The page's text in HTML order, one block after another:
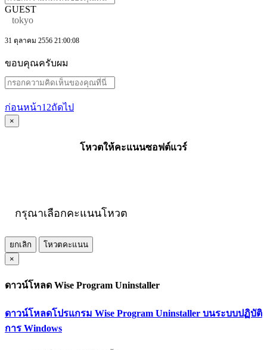
GUEST
tokyo
31 ตุลาคม 2556 21:00:08
ขอบคุณครับผม
ก่อนหน้า1 2ถัดไป
×
โหวตให้คะแนนซอฟต์แวร์
กรุณาเลือกคะแนนโหวต
ยกเลิก
โหวตคะแนน
×
ดาวน์โหลด Wise Program Uninstaller
ดาวน์โหลดโปรแกรม Wise Program Uninstaller บนระบบปฏิบัติ
การ Windows